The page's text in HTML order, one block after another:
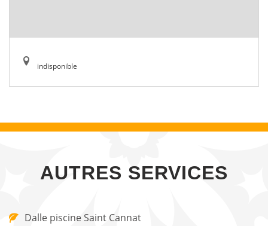
indisponible
AUTRES SERVICES
Dalle piscine Saint Cannat